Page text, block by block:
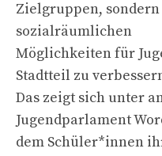
Zielgruppen, sondern
sozialräumlichen
Möglichkeiten für
Stadtteil zu
Das zeigt sich unter
Jugendparlament
dem Schüler*innen